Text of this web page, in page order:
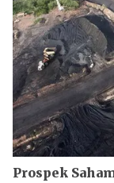
Prospek